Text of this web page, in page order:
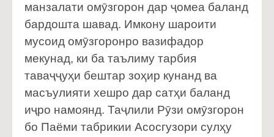
манзалати омӯзгорон дар ҷомеа баланд
бардошта шавад. Имкону шароити
мусоид омӯзгоронро вазифадор
мекунад, ки ба таълиму тарбия
таваҷҷуҳи бештар зоҳир кунанд ва
масъулияти хешро дар сатҳи баланд
иҷро намоянд. Таҷлили Рӯзи омӯзгорон
бо Паёми табрикии Асосгузори сулҳу